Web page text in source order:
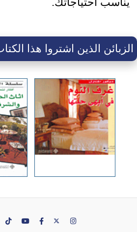
الزبائن الذين اشتروا هذا